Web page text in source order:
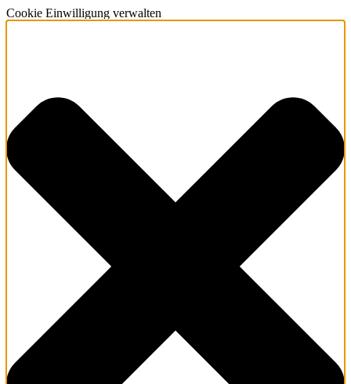
Cookie Einwilligung verwalten